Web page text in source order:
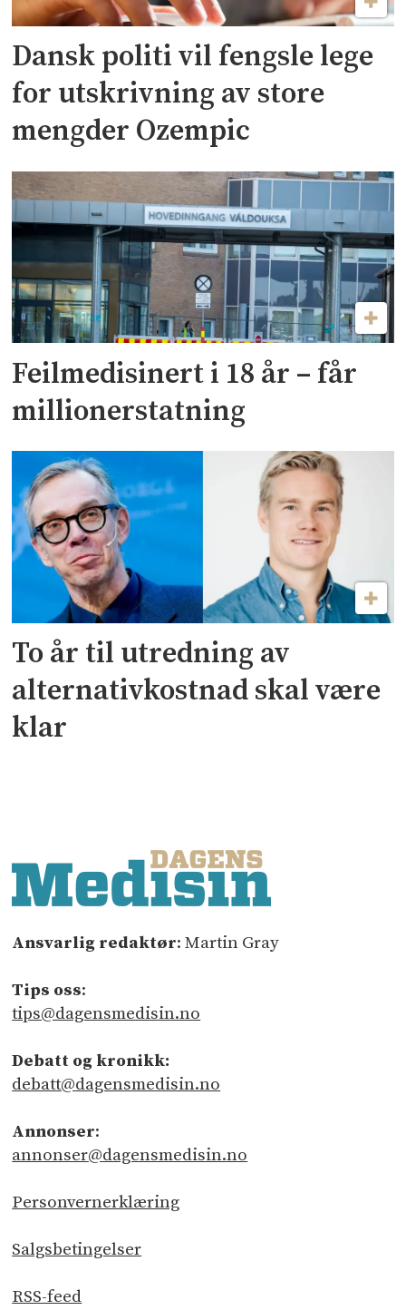
Dansk politi vil fengsle lege
for utskrivning av store
mengder Ozempic
Feilmedisinert i 18 år – får
millionerstatning
To år til utredning av
alternativkostnad skal være
klar
Ansvarlig redaktør: Martin Gray
Tips oss:
tips@dagensmedisin.no
Debatt og kronikk:
debatt@dagensmedisin.no
Annonser:
annonser@dagensmedisin.no
Personvernerklæring
Salgsbetingelser
RSS-feed